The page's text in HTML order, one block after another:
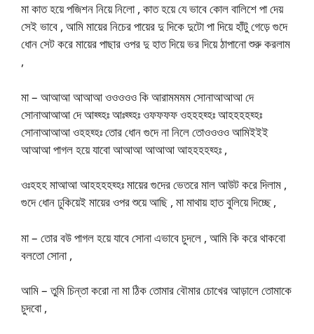
মা কাত হয়ে পজিশন নিয়ে নিলো , কাত হয়ে যে ভাবে কোল বালিশে পা দেয়
সেই ভাবে , আমি মায়ের নিচের পায়ের দু দিকে দুটো পা দিয়ে হাঁটু গেড়ে গুদে
ধোন সেট করে মায়ের পাছার ওপর দু হাত দিয়ে ভর দিয়ে ঠাপানো শুরু করলাম
,
মা – আআআ আআআ ওওওওও কি আরামমমম সোনাআআআ দে
সোনাআআআ দে আহ্হ্হঃ আঃহ্হ্হঃ ওফফফফ ওহহহহ্হঃ আহহহহহ্হঃ
সোনাআআআ ওহহহ্হঃ তোর ধোন গুদে না নিলে তোওওওও আমিইইই
আআআ পাগল হয়ে যাবো আআআ আআআ আহহহহহ্হঃ ,
ওঃহহহ মাআআ আহহহহহ্হঃ মায়ের গুদের ভেতরে মাল আউট করে দিলাম ,
গুদে ধোন ঢুকিয়েই মায়ের ওপর শুয়ে আছি , মা মাথায় হাত বুলিয়ে দিচ্ছে ,
মা – তোর বউ পাগল হয়ে যাবে সোনা এভাবে চুদলে , আমি কি করে থাকবো
বলতো সোনা ,
আমি – তুমি চিন্তা করো না মা ঠিক তোমার বৌমার চোখের আড়ালে তোমাকে
চুদবো ,